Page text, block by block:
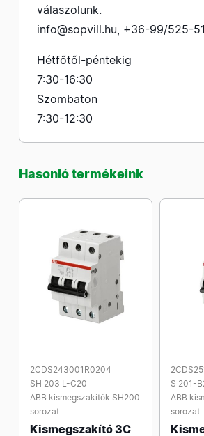
válaszolunk.
info@sopvill.hu, +36-99/525-
Hétfőtől-péntekig
7:30-16:30
Szombaton
7:30-12:30
Hasonló termékeink
2CDS243001R0204
SH 203 L-C20
ABB kismegszakítók SH200
sorozat
Kismegszakító 3C
S 201-
ABB
sorozat